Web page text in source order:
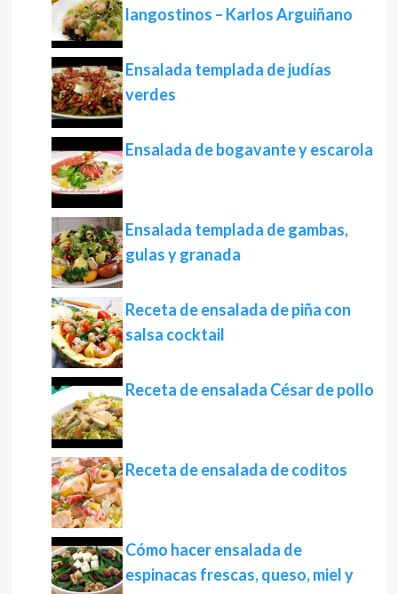
langostinos – Karlos Arguiñano
Ensalada templada de judías
verdes
Ensalada de bogavante y escarola
Ensalada templada de gambas,
gulas y granada
Receta de ensalada de piña con
salsa cocktail
Receta de ensalada César de pollo
Receta de ensalada de coditos
Cómo hacer ensalada de
espinacas frescas, queso, miel y